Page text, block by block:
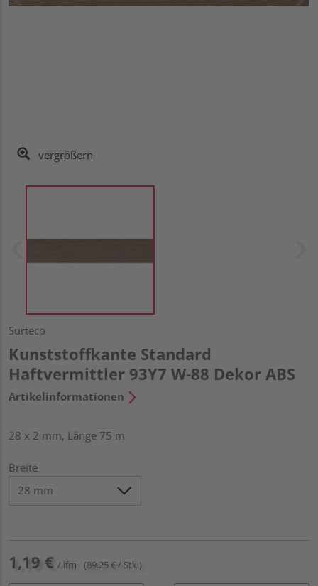
vergrößern
Surteco
Kunststoffkante Standard
Haftvermittler 93Y7 W-88 Dekor ABS
Artikelinformationen
28 x 2 mm, Länge 75 m
Breite
1,19 € / lfm (89,25 € / Stk.)